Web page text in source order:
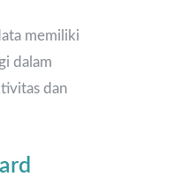
memiliki
dalam
dan